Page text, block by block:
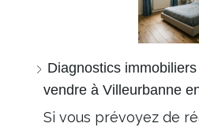
Diagnostics
vendre à Villeurbanne
Si vous prévoyez de